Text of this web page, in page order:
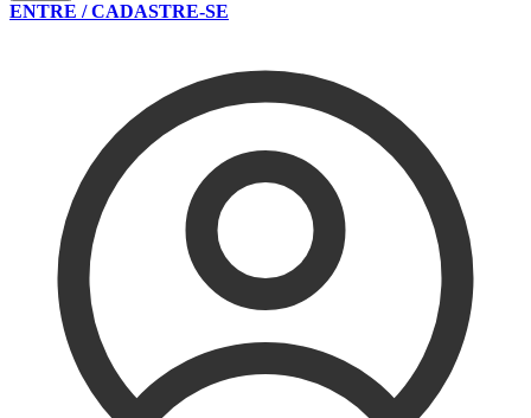
ENTRE / CADASTRE-SE